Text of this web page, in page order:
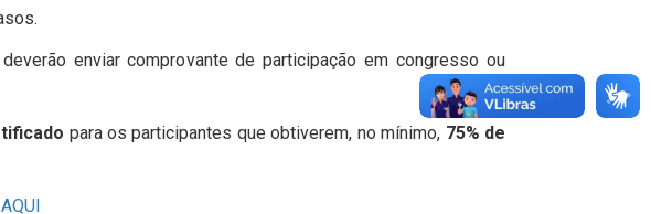
enviar comprovante de participação em congresso ou
para os participantes que obtiverem, no mínimo, 75% de
AQUI